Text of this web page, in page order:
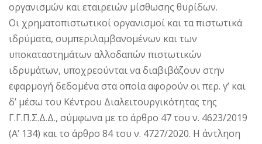
οργανισμών και εταιρειών μίσθωσης θυρίδων.
Οι χρηματοπιστωτικοί οργανισμοί και τα πιστωτικά
ιδρύματα, συμπεριλαμβανομένων και των
υποκαταστημάτων αλλοδαπών πιστωτικών
ιδρυμάτων, υποχρεούνται να διαβιβάζουν στην
εφαρμογή δεδομένα στα οποία αφορούν οι περ. γ’ και
δ’ μέσω του Κέντρου Διαλειτουργικότητας της
Γ.Γ.Π.Σ.Δ.Δ., σύμφωνα με το άρθρο 47 του ν. 4623/2019
(Α’ 134) και το άρθρο 84 του ν. 4727/2020. Η άντληση